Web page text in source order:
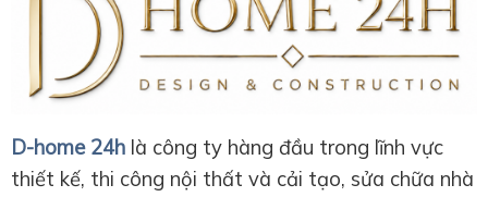
D-home 24h là công ty hàng đầu trong lĩnh vực
thiết kế, thi công nội thất và cải tạo, sửa chữa nhà